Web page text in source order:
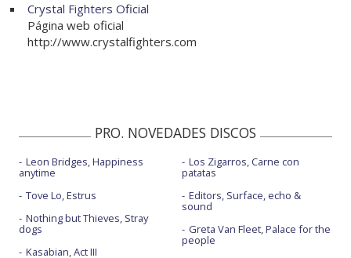
Crystal Fighters Oficial
Página web oficial
http://www.crystalfighters.com
PRO. NOVEDADES DISCOS
Leon Bridges, Happiness
anytime
Tove Lo, Estrus
Nothing but Thieves, Stray
dogs
Kasabian, Act III
Los Zigarros, Carne con
patatas
Editors, Surface, echo &
sound
Greta Van Fleet, Palace for the
people